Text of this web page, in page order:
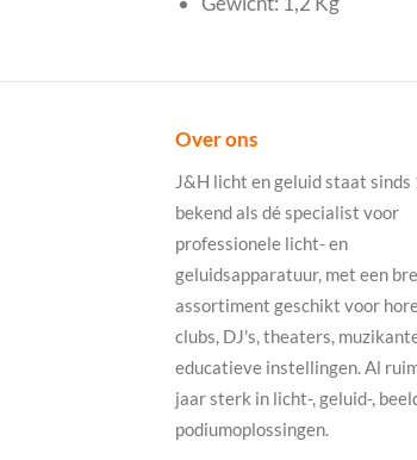
Over ons
J&H licht en geluid staat sinds
bekend als dé specialist voor
professionele licht- en
geluidsapparatuur, met een
assortiment geschikt voor
clubs, DJ's, theaters,
educatieve instellingen. Al
jaar sterk in licht-, geluid-,
podiumoplossingen.